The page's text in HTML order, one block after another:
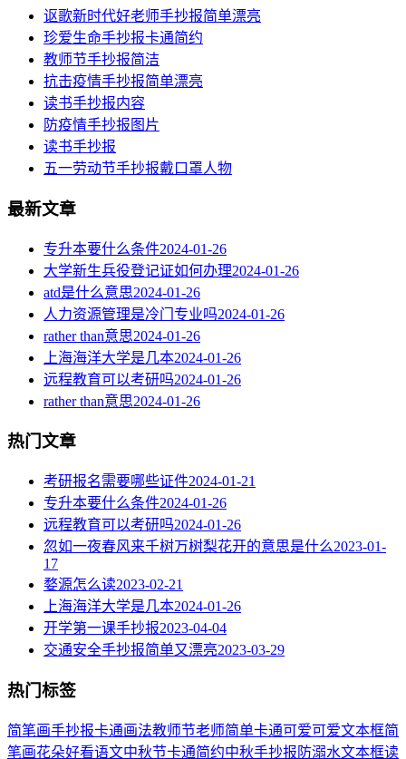
讴歌新时代好老师手抄报简单漂亮
珍爱生命手抄报卡通简约
教师节手抄报简洁
抗击疫情手抄报简单漂亮
读书手抄报内容
​防疫情手抄报图片
读书手抄报
五一劳动节手抄报戴口罩人物
最新文章
专升本要什么条件2024-01-26
大学新生兵役登记证如何办理2024-01-26
atd是什么意思2024-01-26
人力资源管理是冷门专业吗2024-01-26
rather than意思2024-01-26
上海海洋大学是几本2024-01-26
远程教育可以考研吗2024-01-26
rather than意思2024-01-26
热门文章
考研报名需要哪些证件2024-01-21
专升本要什么条件2024-01-26
远程教育可以考研吗2024-01-26
忽如一夜春风来千树万树梨花开的意思是什么2023-01-
17
婺源怎么读2023-02-21
上海海洋大学是几本2024-01-26
开学第一课手抄报2023-04-04
交通安全手抄报简单又漂亮2023-03-29
热门标签
简笔画手抄报卡通画法教师节老师简单卡通可爱可爱文本框简
笔画花朵好看语文中秋节卡通简约中秋手抄报 防溺水文本框读